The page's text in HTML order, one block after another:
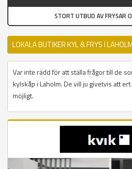
STORT UTBUD AV FRYSAR
LOKALA BUTIKER KYL & FRYS I
Var inte rädd för att ställa frågor till de
kylskåp i Laholm. De vill ju givetvis att
möjligt.